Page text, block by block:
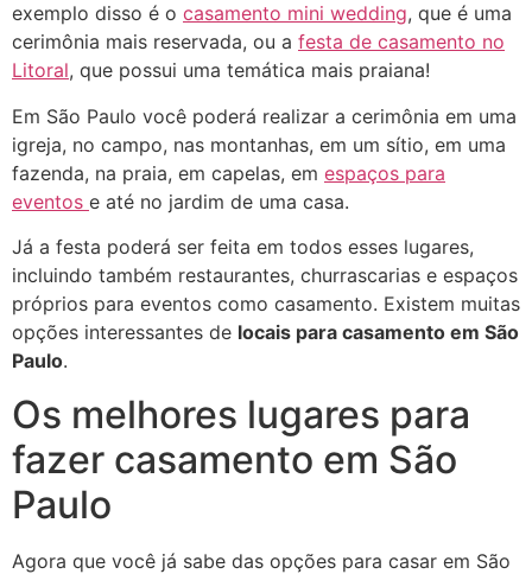
exemplo disso é o casamento mini wedding, que é uma
cerimônia mais reservada, ou a festa de casamento no
Litoral, que possui uma temática mais praiana!
Em São Paulo você poderá realizar a cerimônia em uma
igreja, no campo, nas montanhas, em um sítio, em uma
fazenda, na praia, em capelas, em espaços para
eventos e até no jardim de uma casa.
Já a festa poderá ser feita em todos esses lugares,
incluindo também restaurantes, churrascarias e espaços
próprios para eventos como casamento. Existem muitas
opções interessantes de locais para casamento em São
Paulo.
Os melhores lugares para
fazer casamento em São
Paulo
Agora que você já sabe das opções para casar em São